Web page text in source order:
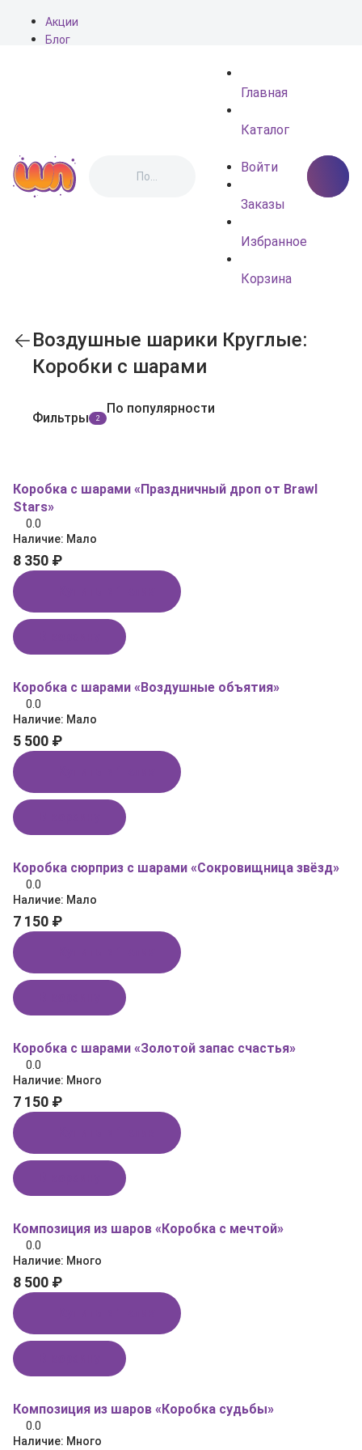
Акции
Блог
Главная
Каталог
Войти
Заказы
Избранное
Корзина
Воздушные шарики Круглые:
Коробки с шарами
Фильтры 2
По популярности
Коробка с шарами «Праздничный дроп от Brawl
Stars»
0.0
Наличие: Мало
8 350 ₽
Коробка с шарами «Воздушные объятия»
0.0
Наличие: Мало
5 500 ₽
Коробка сюрприз с шарами «Сокровищница звёзд»
0.0
Наличие: Мало
7 150 ₽
Коробка с шарами «Золотой запас счастья»
0.0
Наличие: Много
7 150 ₽
Композиция из шаров «Коробка с мечтой»
0.0
Наличие: Много
8 500 ₽
Композиция из шаров «Коробка судьбы»
0.0
Наличие: Много